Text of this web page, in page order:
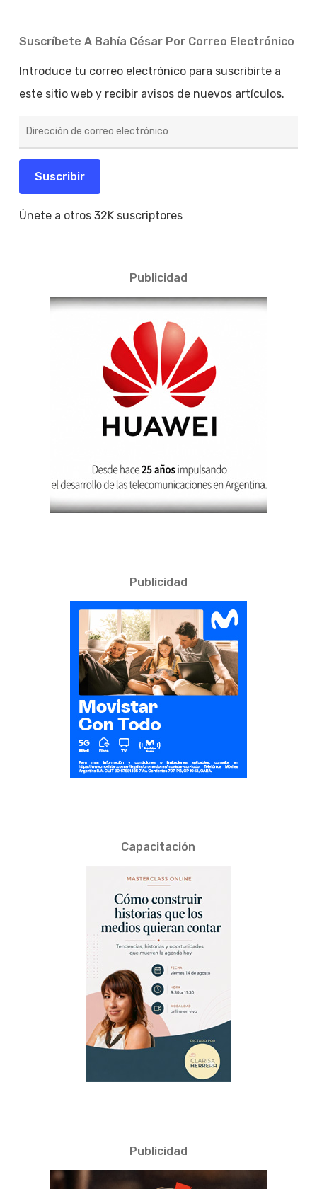
Suscríbete A Bahía César Por Correo Electrónico
Introduce tu correo electrónico para suscribirte a
este sitio web y recibir avisos de nuevos artículos.
de
electrónico
Suscribir
Únete a otros 32K suscriptores
Publicidad
Publicidad
Capacitación
Publicidad